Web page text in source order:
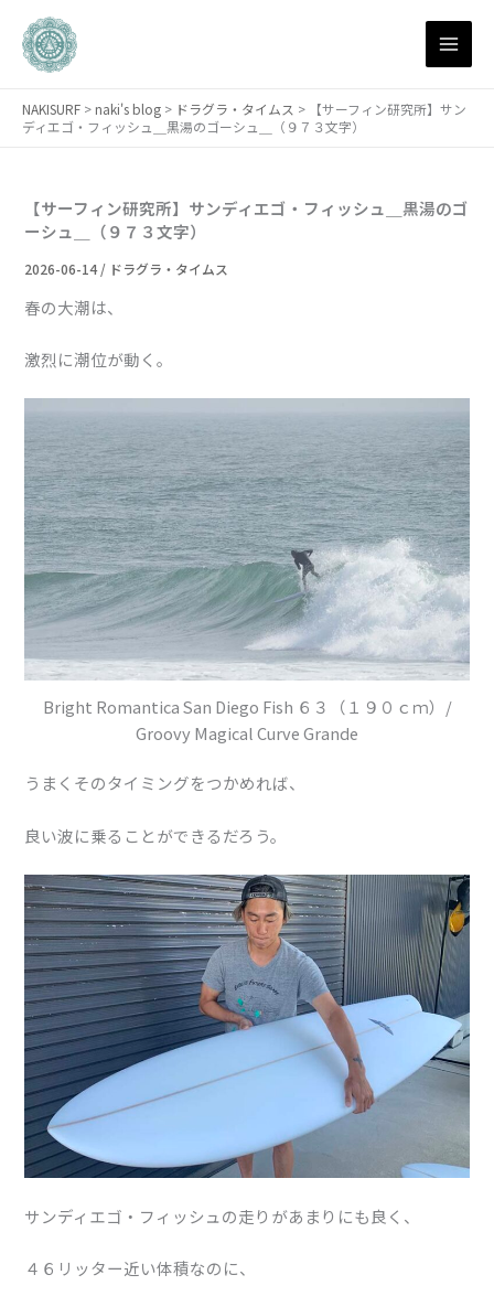
NAKISURF > naki's blog > ドラグラ・タイムス >
【サーフィン研究所】サン
ディエゴ・フィッシュ＿黒湯のゴーシュ＿（９７３文字）
【サーフィン研究所】サンディエゴ・フィッシュ＿黒湯のゴ
ーシュ＿（９７３文字）
2026-06-14/ ドラグラ・タイムス
春の大潮は、
激烈に潮位が動く。
Bright Romantica San Diego Fish ６３（１９０ｃｍ）/
Groovy Magical Curve Grande
うまくそのタイミングをつかめれば、
良い波に乗ることができるだろう。
サンディエゴ・フィッシュの走りがあまりにも良く、
４６リッター近い体積なのに、
別
ア
ー
イ